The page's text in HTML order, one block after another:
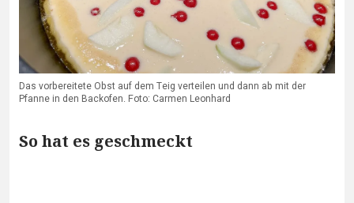
Das vorbereitete Obst auf dem Teig verteilen und dann ab mit der
Pfanne in den Backofen. Foto: Carmen Leonhard
So hat es geschmeckt